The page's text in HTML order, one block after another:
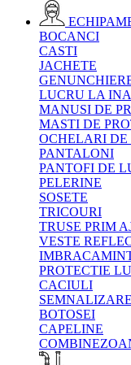
BOCANCI
CASTI
JACHETE
LUCRU LA
MANUSI DE
MASTI DE
OCHELARI DE
PANTALONI
PANTOFI DE
PELERINE
SOSETE
TRICOURI
TRUSE PRIM
VESTE
PROTECTIE
CACIULI
SEMNALIZARE
BOTOSEI
CAPELINE